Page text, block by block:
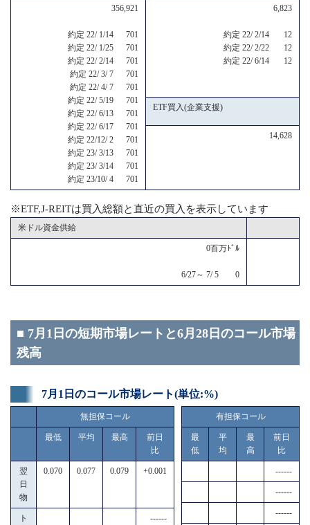
356,921
約定 22/ 1/14 701
約定 22/ 1/25 701
約定 22/ 2/14 701
約定 22/ 3/ 7 701
約定 22/ 4/ 7 701
約定 22/ 5/19 701
約定 22/ 6/13 701
約定 22/ 6/17 701
約定 22/12/ 2 701
約定 23/ 3/13 701
約定 23/ 3/14 701
約定 23/10/ 4 701
6,823
約定 22/ 2/14 12
約定 22/ 2/22 12
約定 22/ 6/14 12
ETF買入(企業支援)
14,628
※ETF,J-REITは買入総額と直近の買入を表示しています
米ドル資金供給
0百万ﾄﾞﾙ
6/27～ 7/ 5 0
■ 7月1日の短期市場レートと6月28日のコール市場
残高
7月1日のコール市場レート(単位:%)
無担保コール
最低 平均 最高
前日
比
翌
日
物
0.070 0.077 0.079 +0.001
ト
------
有担保コール
最
低
平
均
最
高
前日
比
------
------
------